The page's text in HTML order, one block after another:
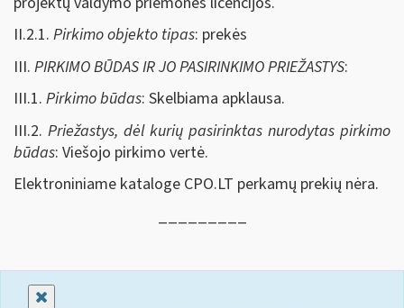
II.2.1. Pirkimo objekto tipas: prekės
III. PIRKIMO BŪDAS IR JO PASIRINKIMO PRIEŽASTYS:
III.1. Pirkimo būdas: Skelbiama apklausa.
III.2. Priežastys, dėl kurių pasirinktas nurodytas pirkimo
būdas: Viešojo pirkimo vertė.
Elektroniniame kataloge CPO.LT perkamų prekių nėra.